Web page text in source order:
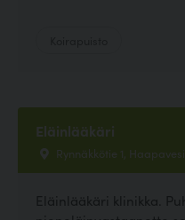
Eläinlääkäri
Rynnäkkötie 1, Haapavesi
Eläinlääkäri klinikka.